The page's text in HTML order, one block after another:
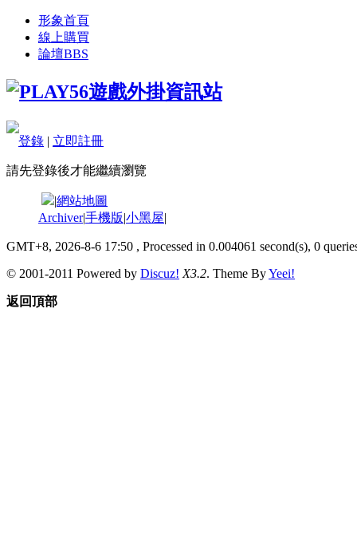
形象首頁
線上購買
論壇BBS
登錄 | 立即註冊
請先登錄後才能繼續瀏覽
|網站地圖
Archiver|手機版|小黑屋|
GMT+8, 2026-8-6 17:50 , Processed in 0.004061 second(s), 0
© 2001-2011 Powered by Discuz! X3.2. Theme ByYeei!
返回頂部